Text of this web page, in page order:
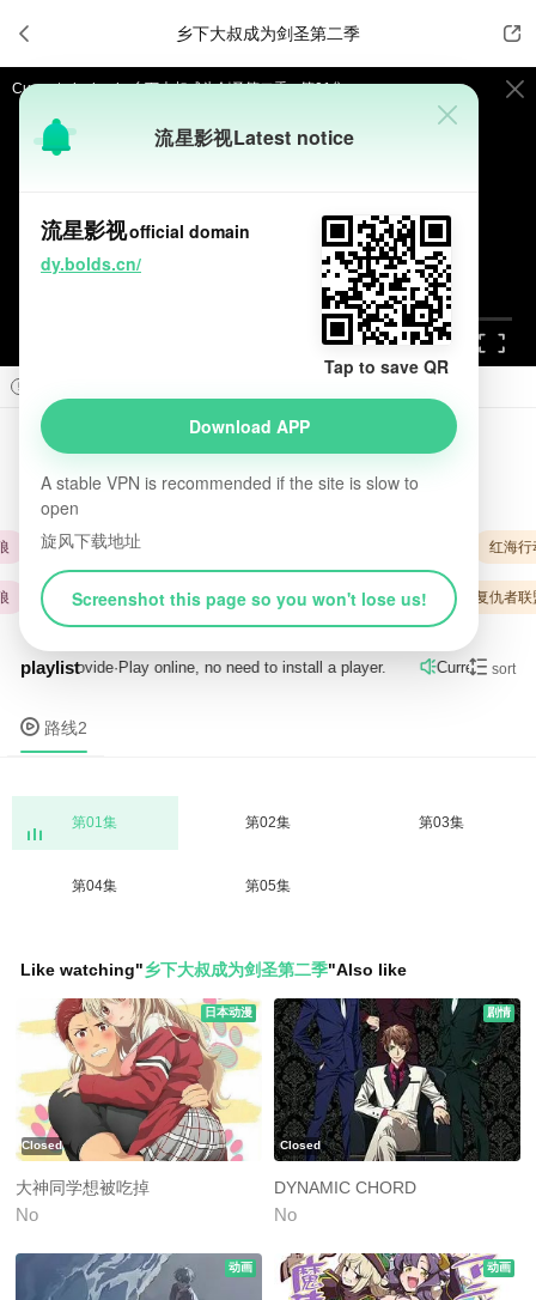
 乡下大叔成为剑圣第二季 
流星影视Latest notice
流星影视official domain
dy.bolds.cn/
Tap to save QR
Download APP
A stable VPN is recommended if the site is slow to
open
旋风下载地址
Screenshot this page so you won't lose us!

Current playback:乡下大叔成为剑圣第二季 - 第01集
提醒 不要轻易相信视频中的广告，谨防上当受骗!
视频载入速度跟网速有关，请耐心等待几秒钟。
乡下大叔成为剑圣第二季 introduction
7.0 2026 日本 动画 日韩动漫
变形金刚 日韩动漫 红海行动
日韩动漫 红海行动 动画 变形金刚 火影忍者 复仇者联盟
playlist
路线2provide·Play online, no need to install a player. Current
 sort
路线2
第01集 第02集 第03集
第04集 第05集
Like watching"乡下大叔成为剑圣第二季"Also like
日本动漫
Closed
大神同学想被吃掉
No
剧情
Closed
DYNAMIC CHORD
No
动画 动画